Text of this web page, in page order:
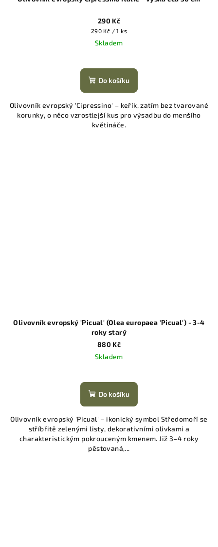
290 Kč
Měrná
cena:
290 Kč / 1 ks
Skladem
Do košíku
Olivovník evropský 'Cipressino' – keřík, zatím bez tvarované
korunky, o něco vzrostlejší kus pro výsadbu do menšího
květináče.
Olivovník evropský 'Picual' (Olea europaea 'Picual') - 3-4
roky starý
880 Kč
Skladem
Do košíku
Olivovník evropský 'Picual' – ikonický symbol Středomoří se
stříbřitě zelenými listy, dekorativními olivkami a
charakteristickým pokrouceným kmenem. Již 3–4 roky
pěstovaná,...